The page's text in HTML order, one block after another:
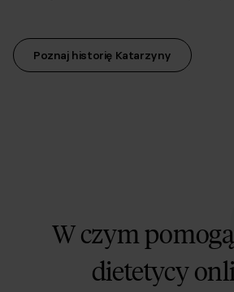
Poznaj historię Katarzyny
W czym
dietetycy